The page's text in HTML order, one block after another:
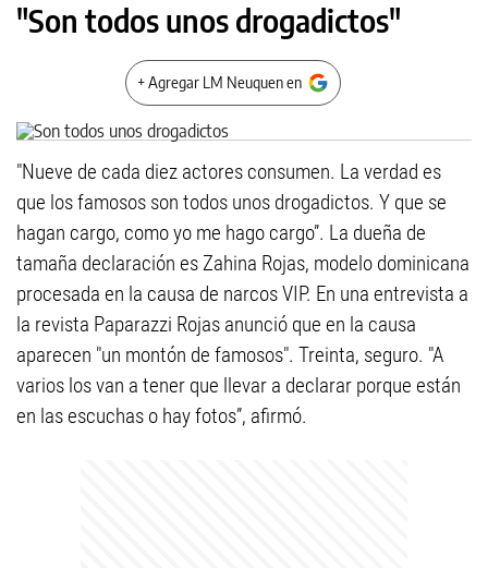
"Son todos unos drogadictos"
+ Agregar LM Neuquen en
"Nueve de cada diez actores consumen. La verdad es
que los famosos son todos unos drogadictos. Y que se
hagan cargo, como yo me hago cargo”. La dueña de
tamaña declaración es Zahina Rojas, modelo dominicana
procesada en la causa de narcos VIP. En una entrevista a
la revista Paparazzi Rojas anunció que en la causa
aparecen "un montón de famosos". Treinta, seguro. "A
varios los van a tener que llevar a declarar porque están
en las escuchas o hay fotos”, afirmó.